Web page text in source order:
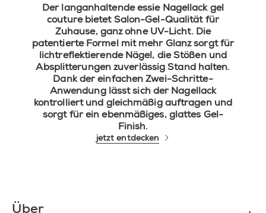
Der langanhaltende essie Nagellack gel
couture bietet Salon-Gel-Qualität für
Zuhause, ganz ohne UV-Licht. Die
patentierte Formel mit mehr Glanz sorgt für
lichtreflektierende Nägel, die Stößen und
Absplitterungen zuverlässig Stand halten.
Dank der einfachen Zwei-Schritte-
Anwendung lässt sich der Nagellack
kontrolliert und gleichmäßig auftragen und
sorgt für ein ebenmäßiges, glattes Gel-
Finish.
jetzt entdecken
Über